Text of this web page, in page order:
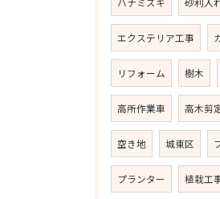
エクステリア工事
リフォーム 樹木
高所作業車 高木剪
空き地 城東区
プランター 植栽工